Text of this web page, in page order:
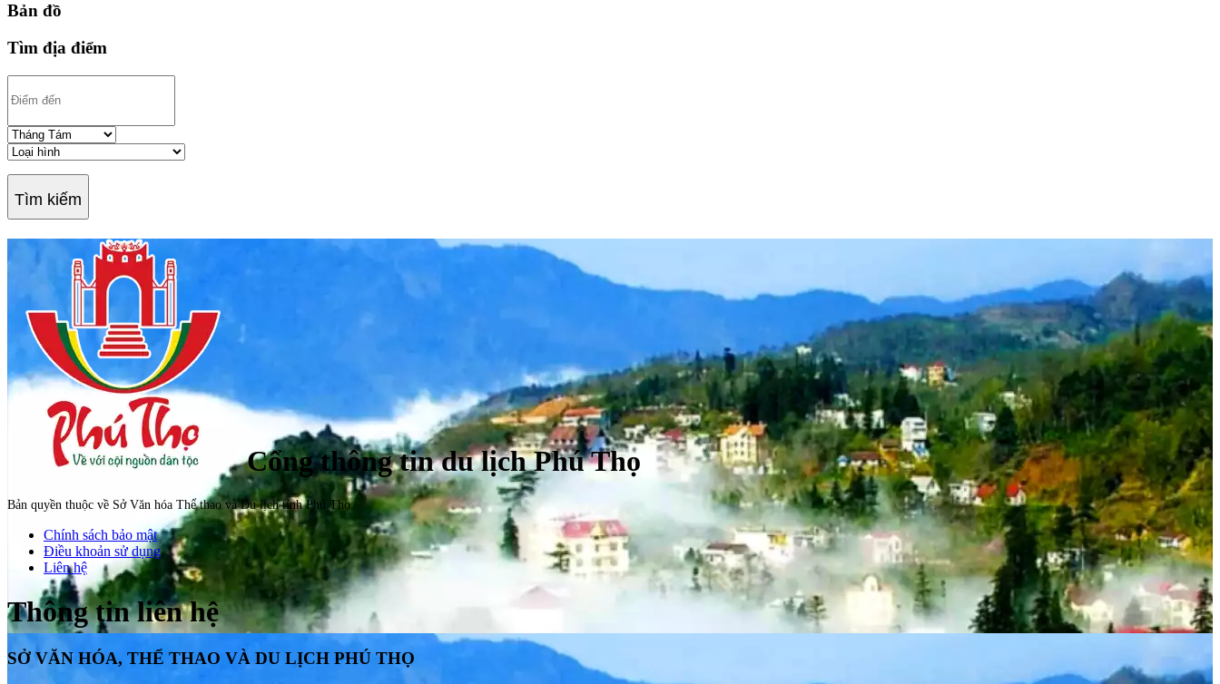
Bản đồ
Tìm địa điểm
Tìm kiếm
Cổng thông tin du lịch Phú Thọ
Bản quyền thuộc về Sở Văn hóa Thể thao và Du lịch tỉnh Phú Thọ.
Chính sách bảo mật
Điều khoản sử dụng
Liên hệ
Thông tin liên hệ
SỞ VĂN HÓA, THỂ THAO VÀ DU LỊCH PHÚ THỌ